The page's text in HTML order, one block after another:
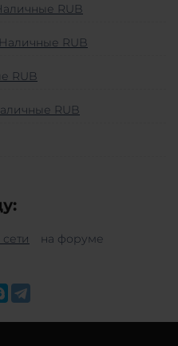
RUB
RUB
RUB
RUB
на форуме